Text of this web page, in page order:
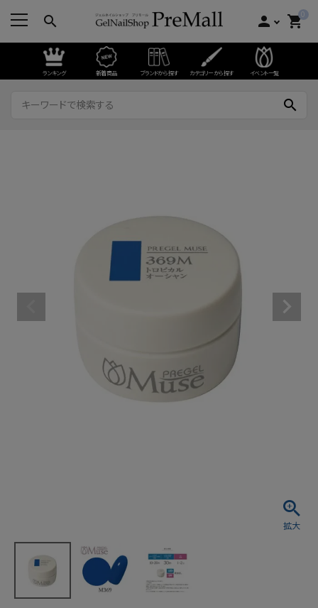
search person 0
shopping_cart
ランキング 新着商品 ブランドから探す カテゴリーから探す イベント一覧
search